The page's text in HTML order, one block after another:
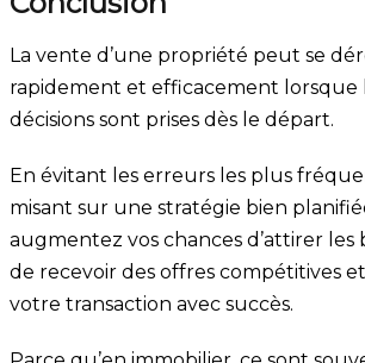
La vente d’une propriété peut se
rapidement et efficacement lorsque
décisions sont prises dès le départ.
En évitant les erreurs les plus
misant sur une stratégie bien
augmentez vos chances d’attirer les
de recevoir des offres compétitives
votre transaction avec succès.